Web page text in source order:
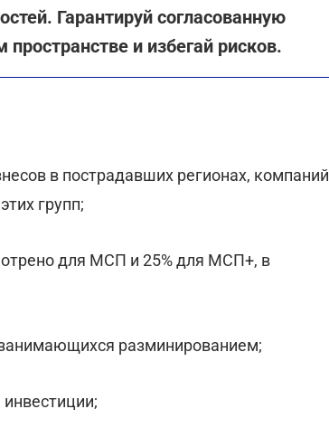
Гарантируй согласованную
и избегай рисков.
в пострадавших регионах, компаний
групп;
для МСП и 25% для МСП+, в
разминированием;